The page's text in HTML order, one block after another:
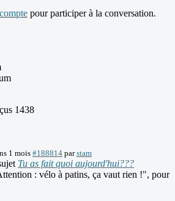
pour participer à la conversation.
1438
1 mois #188814 parstam
Tu as fait quoi aujourd'hui???
: vélo à patins, ça vaut rien !", pour